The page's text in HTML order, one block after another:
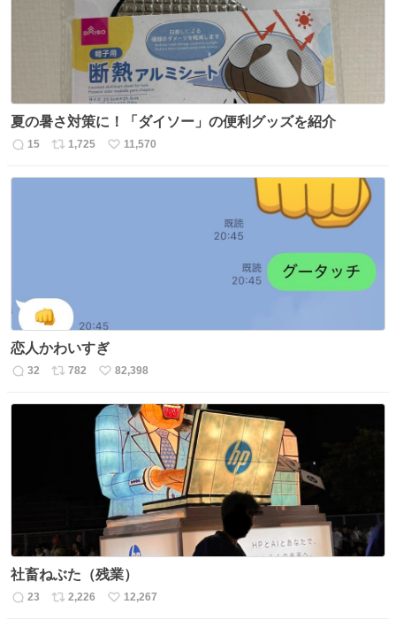
夏の暑さ対策に！「ダイソー」の便利グッズを紹介
返
15
リ
1,725
い
11,570
恋人かわいすぎ
返
32
リ
782
い
ね
数
82,398
社畜ねぶた（残業）
返
23
リ
2,226
い
12,267